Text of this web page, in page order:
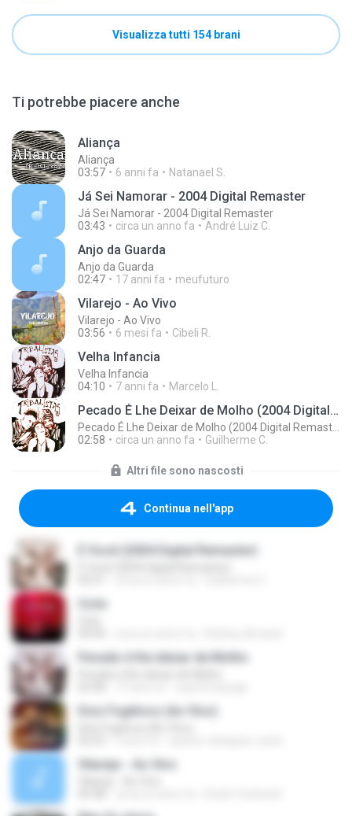
Visualizza tutti 154 brani
Ti potrebbe piacere anche
Aliança
Aliança
03:57
6 anni fa Natanael S.
Já Sei Namorar - 2004 Digital Remaster
Já Sei Namorar - 2004 Digital Remaster
03:43
circa un anno fa André Luiz C.
Anjo da Guarda
Anjo da Guarda
02:47
17 anni fa meufuturo
Vilarejo - Ao Vivo
Vilarejo - Ao Vivo
03:56
6 mesi fa Cibeli R.
Velha Infancia
Velha Infancia
04:10
7 anni fa Marcelo L.
Pecado É Lhe Deixar de Molho (2004 Digital Remaster)
02:58
circa un anno fa Guilherme C.
Altri file sono nascosti
Continua nell'app
É Você (2004 Digital Remaster)
Pecado é lhe deixar de Molho
Dois Fugitivos (Ao Vivo)
Vilarejo - Ao Vivo